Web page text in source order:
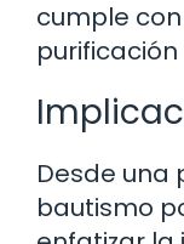
cumple
Desde una
bautismo